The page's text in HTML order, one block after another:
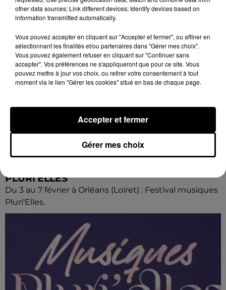
11h28
PLURI'ELLES
Du 3 au 7 février à Orléans (Loiret) : Festival musiques
Pluri'Elles.
other data sources; Link different devices; Identify devices based on
information transmitted automatically.
Vous pouvez accepter en cliquant sur "Accepter et fermer", ou affiner en
sélectionnant les finalités et/ou partenaires dans "Gérer mes choix".
Vous pouvez également refuser en cliquant sur "Continuer sans
accepter". Vos préférences ne s'appliqueront que pour ce site. Vous
pouvez mettre à jour vos choix, ou retirer votre consentement à tout
moment via le lien "Gérer les cookies" situé en bas de chaque page.
Gérer mes choix
Accepter et fermer